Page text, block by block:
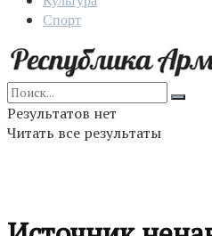
Спорт
Результатов нет
Читать все результаты